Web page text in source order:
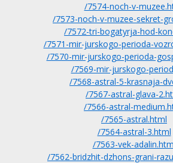
/7574-noch-v-
/7573-noch-v-muzee-sekret-
/7572-tri-bogatyrja-hod-
/7571-mir-jurskogo-perioda-
/7570-mir-jurskogo-perioda-
/7569-mir-jurskogo-
/7568-astral-5-krasnaja-
/7567-astral-glava-
/7566-astral-
/7565-astral.html
/7564-astral-3.html
/7563-vek-
/7562-bridzhit-dzhons-grani-